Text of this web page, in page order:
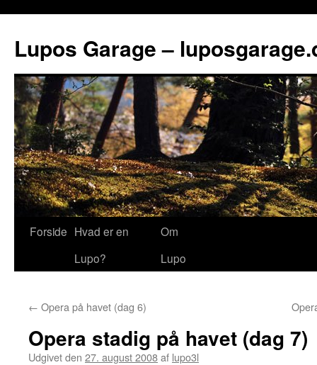
Lupos Garage –
Forside Hvad er en
Lupo?
Om
Lupo
← Opera på havet (dag 6)
Opera stadig på havet (dag 7)
Udgivet den 27. august 2008af lupo3l